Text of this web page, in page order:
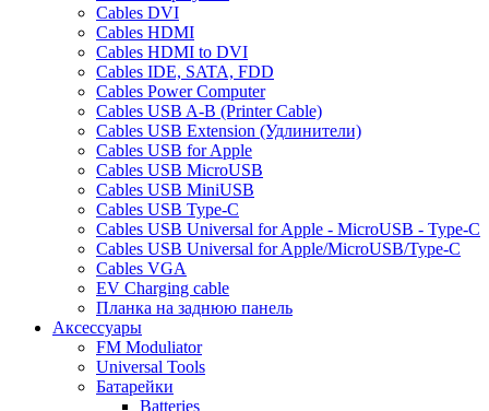
Cables DVI
Cables HDMI
Cables HDMI to DVI
Cables IDE, SATA, FDD
Cables Power Computer
Cables USB A-B (Printer Cable)
Cables USB Extension (Удлинители)
Cables USB for Apple
Cables USB MicroUSB
Cables USB MiniUSB
Cables USB Type-C
Cables USB Universal for Apple - MicroUSB - Type-C
Cables USB Universal for Apple/MicroUSB/Type-C
Cables VGA
EV Charging cable
Планка на заднюю панель
Аксессуары
FM Moduliator
Universal Tools
Батарейки
Batteries